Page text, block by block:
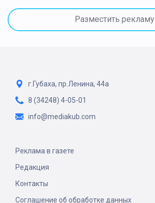
Разместить рекламу
г.Губаха, пр.Ленина, 44а
8 (34248) 4-05-01
info@mediakub.com
Реклама в газете
Редакция
Контакты
Соглашение об обработке данных